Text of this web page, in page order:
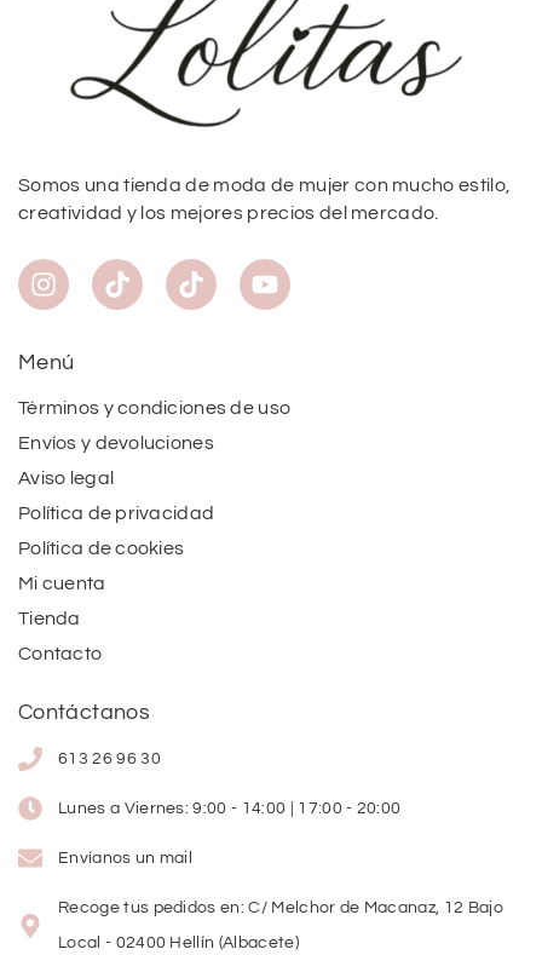
Somos una tienda de moda de mujer con mucho estilo,
creatividad y los mejores precios del mercado.
Menú
Términos y condiciones de uso
Envíos y devoluciones
Aviso legal
Política de privacidad
Política de cookies
Mi cuenta
Tienda
Contacto
Contáctanos
613 26 96 30
Lunes a Viernes: 9:00 - 14:00 | 17:00 - 20:00
Envíanos un mail
Recoge tus pedidos en: C/ Melchor de Macanaz, 12 Bajo
Local - 02400 Hellín (Albacete)